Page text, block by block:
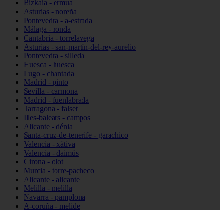
Bizkaia - ermua
Asturias - noreña
Pontevedra - a-estrada
Málaga - ronda
Cantabria - torrelavega
Asturias - san-martín-del-rey-aurelio
Pontevedra - silleda
Huesca - huesca
Lugo - chantada
Madrid - pinto
Sevilla - carmona
Madrid - fuenlabrada
Tarragona - falset
Illes-balears - campos
Alicante - dénia
Santa-cruz-de-tenerife - garachico
Valencia - xàtiva
Valencia - daimús
Girona - olot
Murcia - torre-pacheco
Alicante - alicante
Melilla - melilla
Navarra - pamplona
A-coruña - melide